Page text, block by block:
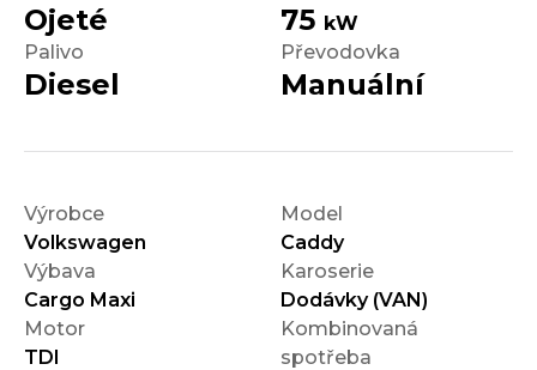
Ojeté 75 kW
Palivo
Diesel
Převodovka
Manuální
Výrobce
Volkswagen
Model
Caddy
Výbava
Cargo Maxi
Karoserie
Dodávky (VAN)
Motor
TDI
Kombinovaná
spotřeba